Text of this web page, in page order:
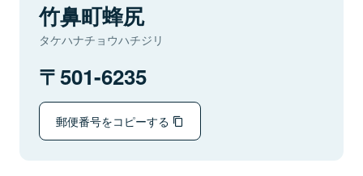
竹鼻町蜂尻
タケハナチョウハチジリ
501-6235
郵便番号をコピーする